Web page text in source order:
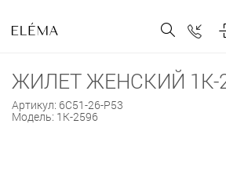
ЖИЛЕТ ЖЕНСКИЙ 1К-
Артикул: 6С51-26-Р53
Модель: 1К-2596